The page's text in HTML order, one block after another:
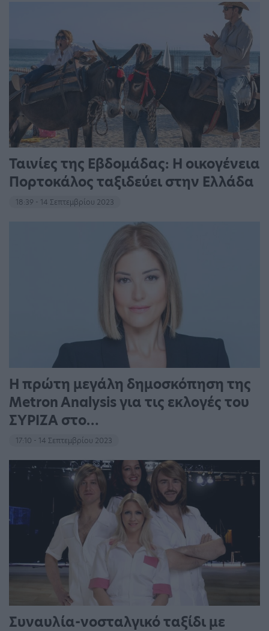
Ταινίες της Εβδομάδας: Η οικογένεια
Πορτοκάλος ταξιδεύει στην Ελλάδα
18:39 - 14 Σεπτεμβρίου 2023
Η πρώτη μεγάλη δημοσκόπηση της
Metron Analysis για τις εκλογές του
ΣΥΡΙΖΑ στο…
17:10 - 14 Σεπτεμβρίου 2023
Συναυλία-νοσταλγικό ταξίδι με